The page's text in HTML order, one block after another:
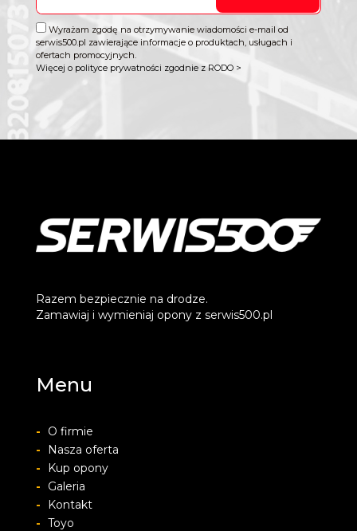
Wyrażam zgodę na otrzymywanie wiadomości e-mail od
serwis500.pl zawierające informacje o produktach, usługach i
ofertach promocyjnych.
Więcej o polityce prywatności zgodnie z RODO >
Razem bezpiecznie na drodze.
Zamawiaj i wymieniaj opony z serwis500.pl
Menu
-
O firmie
-
Nasza oferta
-
Kup opony
-
Galeria
-
Kontakt
- Toyo